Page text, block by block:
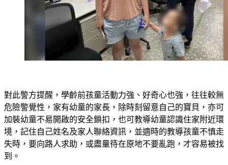
危險警覺性，家有幼童的家長，除時刻留意自己的寶貝，亦可
加裝幼童不易開啟的安全鎖扣，也可教導幼童認識住家附近環
境，記住自己姓名及家人聯絡資訊，並適時的教導孩童不慎走
失時，要向路人求助，或盡量待在原地不要亂跑，才容易被找
到。